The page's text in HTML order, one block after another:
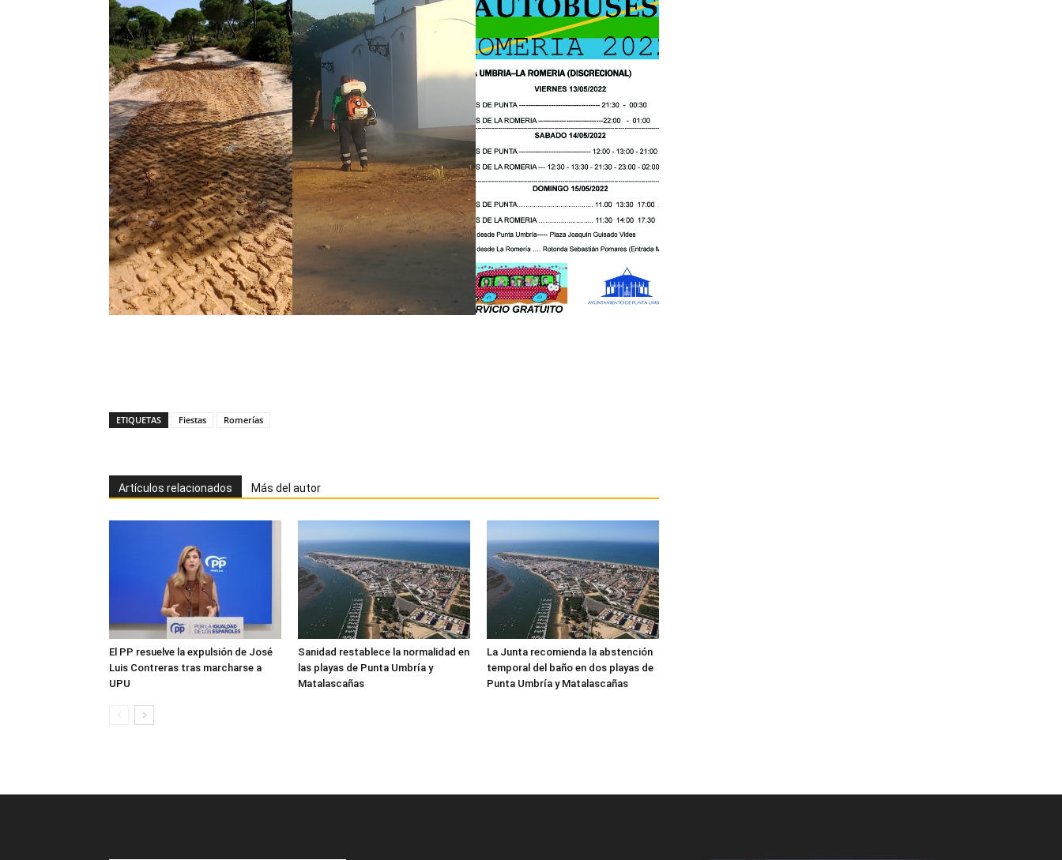
ETIQUETAS Fiestas Romerías
Artículos relacionados Más del autor
El PP resuelve la expulsión de José
Luis Contreras tras marcharse a
UPU
Sanidad restablece la normalidad en
las playas de Punta Umbría y
Matalascañas
La Junta recomienda la abstención
temporal del baño en dos playas de
Punta Umbría y Matalascañas